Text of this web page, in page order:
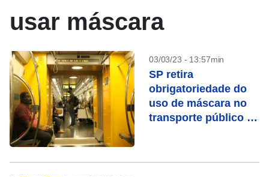
usar máscara
03/03/23 - 13:57min
SP retira
obrigatoriedade do
uso de máscara no
transporte público a